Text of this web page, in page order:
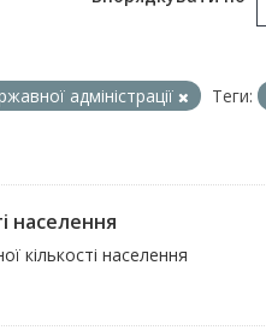
адміністрації
Теги:
населення
кількості населення